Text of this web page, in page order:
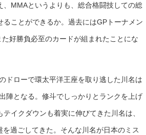
MMAというよりも、総合格闘技しての総
ことができるか。過去にはGPトーナメン
好勝負必至のカードが組まれたことにな
ドローで環太平洋王座を取り逃した川名は
陣となる。修斗でしっかりとランクを上げ
イクダウンも着実に伸びてきた川名は、
過ごしてきた。そんな川名が日本のミス